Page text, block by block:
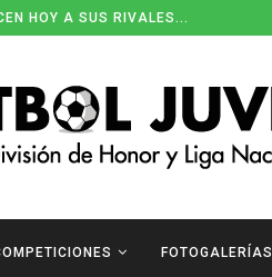
HOY A SUS RIVALES...
FOTOGALERÍAS